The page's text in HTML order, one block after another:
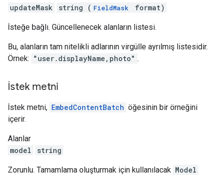
updateMask string ( FieldMask format)
İsteğe bağlı. Güncellenecek alanların listesi.
Bu, alanların tam nitelikli adlarının virgülle ayrılmış listesidir.
Örnek: "user.displayName,photo" .
İstek metni
İstek metni, EmbedContentBatch öğesinin bir örneğini
içerir.
Alanlar
model
string
Zorunlu. Tamamlama oluşturmak için kullanılacak Model